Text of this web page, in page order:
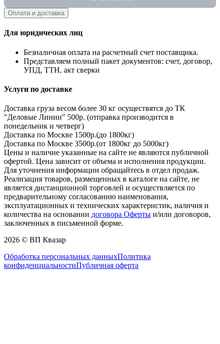
Оплата и доставка
Для юридических лиц
Безналичная оплата на расчетный счет поставщика.
Представляем полный пакет документов: счет, договор,
УПД, ТТН, акт сверки
Услуги по доставке
Доставка груза весом более 30 кг осуществятся до ТК
"Деловые Линии" 500р. (отправка производится в
понедельник и четверг)
Доставка по Москве 1500р.(до 1800кг)
Доставка по Москве 3500р.(от 1800кг до 5000кг)
Цены и наличие указанные на сайте не являются публичной
офертой. Цена зависит от объема и исполнения продукции.
Для уточнения информации обращайтесь в отдел продаж.
Реализация товаров, размещенных в каталоге на сайте, не
является дистанционной торговлей и осуществляется по
предварительному согласованию наименования,
эксплуатационных и технических характеристик, наличия и
количества на основании договора Оферты и/или договоров,
заключенных в письменной форме.
2026 © ВП Квазар
Обработка персональных данныхПолитика
конфиденциальностиПубличная оферта